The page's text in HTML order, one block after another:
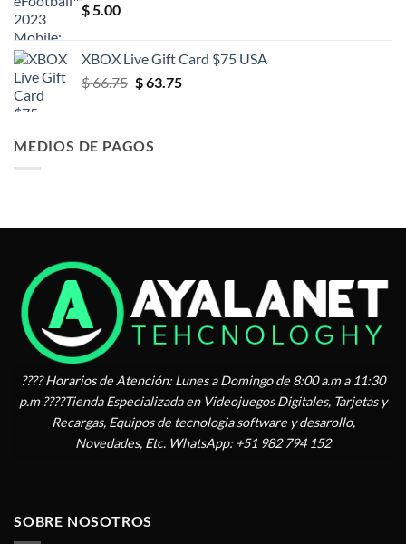
$5.00
XBOX Live Gift Card $75 USA
$66.75 El
era:
$ 66.75.
$63.75El
MEDIOS DE PAGOS
???? Horarios de Atención: Lunes a Domingo de 8:00 a.m a 11:30
p.m ????Tienda Especializada en Videojuegos Digitales, Tarjetas y
Recargas, Equipos de tecnologia software y desarollo,
Novedades, Etc. WhatsApp: +51 982 794 152
SOBRE NOSOTROS